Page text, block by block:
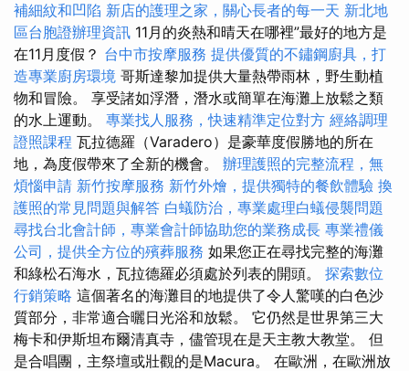
補細紋和凹陷 新店的護理之家，關心長者的每一天 新北地
區台胞證辦理資訊 11月的炎熱和晴天在哪裡”最好的地方是
在11月度假？ 台中市按摩服務 提供優質的不鏽鋼廚具，打
造專業廚房環境 哥斯達黎加提供大量熱帶雨林，野生動植
物和冒險。 享受諸如浮潛，潛水或簡單在海灘上放鬆之類
的水上運動。 專業找人服務，快速精準定位對方 經絡調理
證照課程 瓦拉德羅（Varadero）是豪華度假勝地的所在
地，為度假帶來了全新的機會。 辦理護照的完整流程，無
煩惱申請 新竹按摩服務 新竹外燴，提供獨特的餐飲體驗 換
護照的常見問題與解答 白蟻防治，專業處理白蟻侵襲問題
尋找台北會計師，專業會計師協助您的業務成長 專業禮儀
公司，提供全方位的殯葬服務 如果您正在尋找完整的海灘
和綠松石海水，瓦拉德羅必須處於列表的開頭。 探索數位
行銷策略 這個著名的海灘目的地提供了令人驚嘆的白色沙
質部分，非常適合曬日光浴和放鬆。 它仍然是世界第三大
梅卡和伊斯坦布爾清真寺，儘管現在是天主教大教堂。 但
是合唱團，主祭壇或壯觀的是Macura。 在歐洲，在歐洲放